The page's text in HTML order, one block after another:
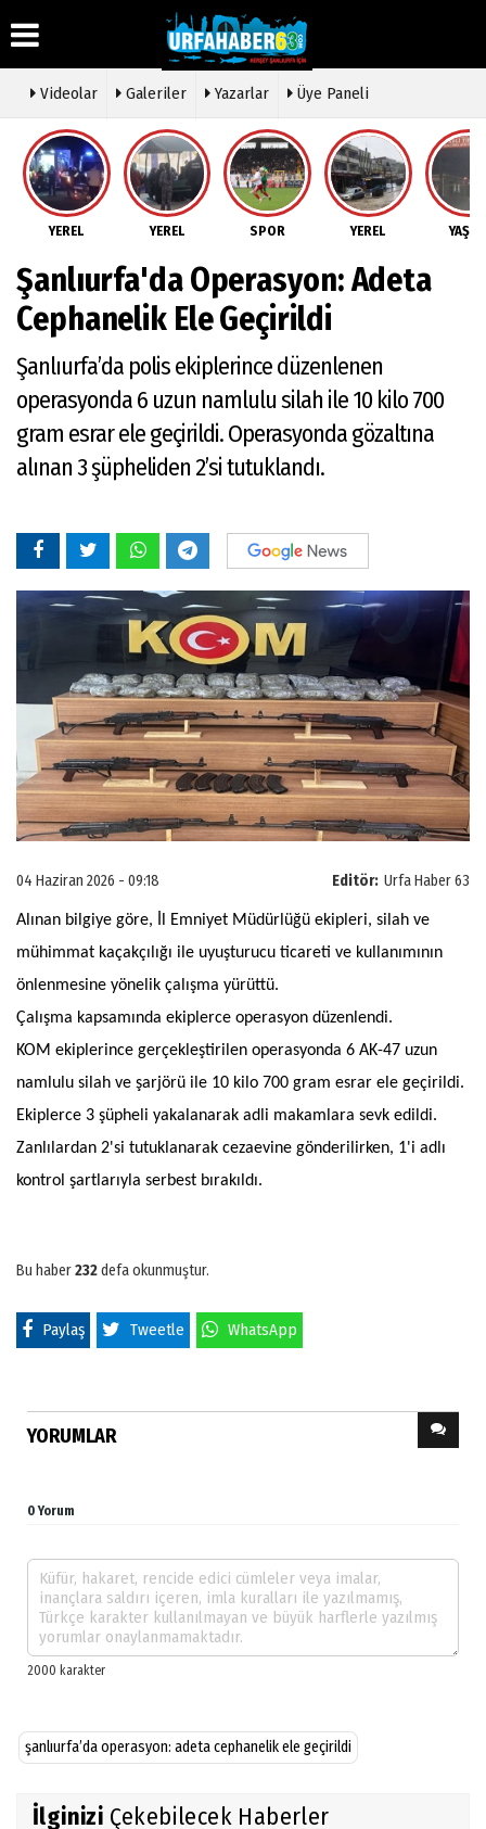
Üye Paneli
Haber
Arşivi
Arşivi
Günün
Haberleri
Hava
Durumu
Gazete
Anketler
Biyografiler
Köşe
Yazarları
Video
Foto
Galeri
Etkinlikler
Künye
İletişim
Çerez
Gizlilik
Videolar Galeriler Yazarlar Üye Paneli
YEREL YEREL SPOR YEREL
Şanlıurfa'da Operasyon: Adeta
Cephanelik Ele Geçirildi
Şanlıurfa’da polis ekiplerince düzenlenen
operasyonda 6 uzun namlulu silah ile 10 kilo 700
gram esrar ele geçirildi. Operasyonda gözaltına
alınan 3 şüpheliden 2’si tutuklandı.
Editör: Urfa Haber 63
04 Haziran 2026 - 09:18
Alınan bilgiye göre, İl Emniyet Müdürlüğü ekipleri, silah ve
mühimmat kaçakçılığı ile uyuşturucu ticareti ve kullanımının
önlenmesine yönelik çalışma yürüttü.
Çalışma kapsamında ekiplerce operasyon düzenlendi.
KOM ekiplerince gerçekleştirilen operasyonda 6 AK-47 uzun
namlulu silah ve şarjörü ile 10 kilo 700 gram esrar ele geçirildi.
Ekiplerce 3 şüpheli yakalanarak adli makamlara sevk edildi.
Zanlılardan 2'si tutuklanarak cezaevine gönderilirken, 1'i adlı
kontrol şartlarıyla serbest bırakıldı.
Bu haber232defa okunmuştur.
Paylaş Tweetle WhatsApp
YORUMLAR
0 Yorum
şanlıurfa’da operasyon: adeta cephanelik ele geçirildi
İlginizi Çekebilecek Haberler